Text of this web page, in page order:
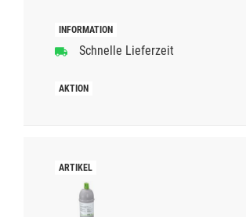
Schnelle Lieferzeit